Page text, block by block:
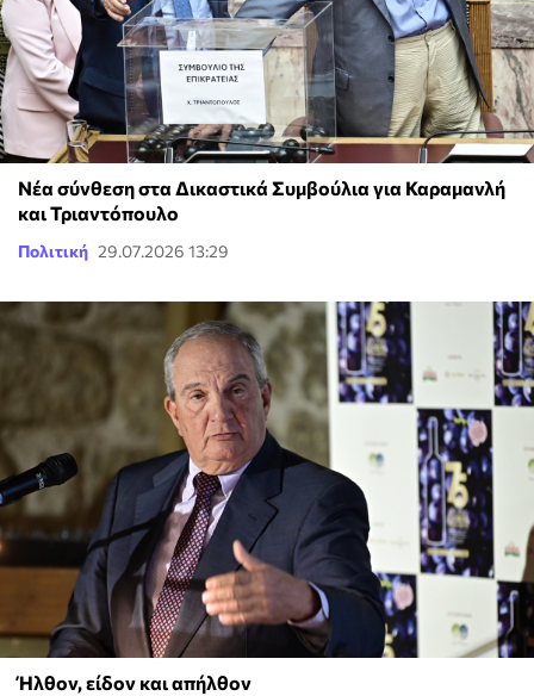
Νέα σύνθεση στα Δικαστικά Συμβούλια για Καραμανλή
και Τριαντόπουλο
Πολιτική 29.07.2026 13:29
Ήλθον, είδον και απήλθον